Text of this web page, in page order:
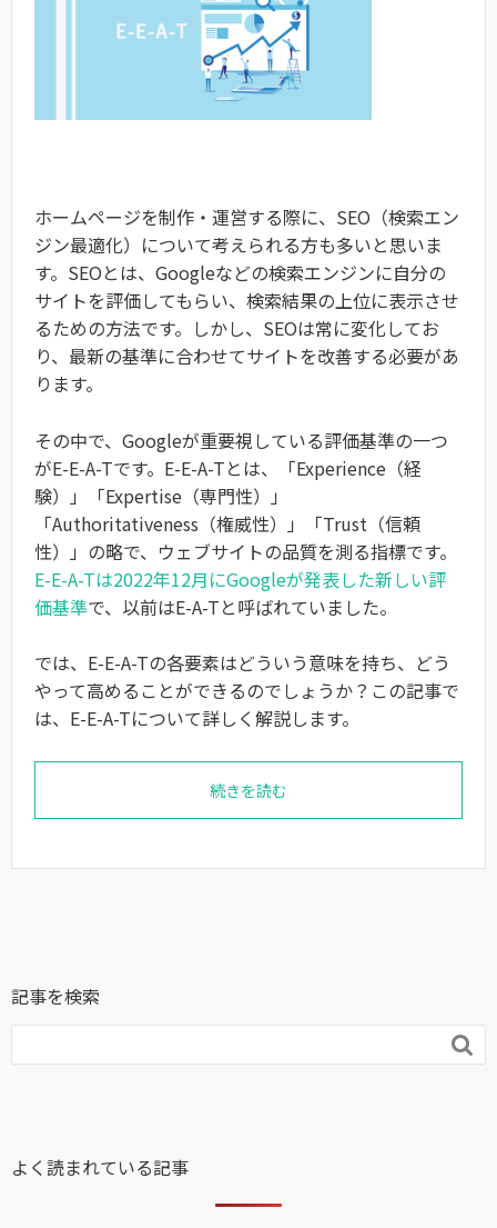
ホームページを制作・運営する際に、SEO（検索エン
ジン最適化）について考えられる方も多いと思いま
す。SEOとは、Googleなどの検索エンジンに自分の
サイトを評価してもらい、検索結果の上位に表示させ
るための方法です。しかし、SEOは常に変化してお
り、最新の基準に合わせてサイトを改善する必要があ
ります。
その中で、Googleが重要視している評価基準の一つ
がE-E-A-Tです。E-E-A-Tとは、「Experience（経
験）」「Expertise（専門性）」
「Authoritativeness（権威性）」「Trust（信頼
性）」の略で、ウェブサイトの品質を測る指標です。
E-E-A-Tは2022年12月にGoogleが発表した新しい評
価基準で、以前はE-A-Tと呼ばれていました。
では、E-E-A-Tの各要素はどういう意味を持ち、どう
やって高めることができるのでしょうか？この記事で
は、E-E-A-Tについて詳しく解説します。
続きを読む
記事を検索

よく読まれている記事